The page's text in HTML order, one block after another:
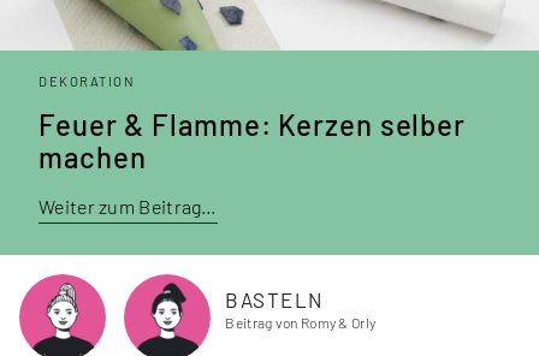
DEKORATION
Feuer & Flamme: Kerzen selber
machen
Weiter zum Beitrag…
BASTELN
Beitrag von Romy & Orly